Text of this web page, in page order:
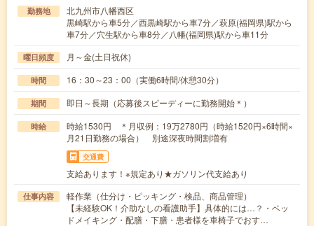
勤務地
北九州市八幡西区
黒崎駅から車5分／西黒崎駅から車7分／萩原(福岡県)駅から
車7分／穴生駅から車8分／八幡(福岡県)駅から車11分
曜日頻度 月～金(土日祝休)
時間 16：30～23：00（実働6時間/休憩30分）
期間 即日～長期（応募後スピーディーに勤務開始＊）
時給
時給1530円 ＊月収例：19万2780円（時給1520円×6時間×
月21日勤務の場合） 別途深夜時間割増有
交通費
支給あります！※規定あり★ガソリン代支給あり
仕事内容
軽作業（仕分け・ピッキング・検品、商品管理）
【未経験OK！介助なしの看護助手】具体的には…？・ベッ
ドメイキング・配膳・下膳・患者様を車椅子でおす…